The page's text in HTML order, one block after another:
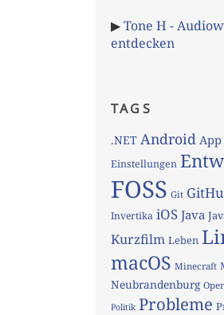
▶Tone H -
entdecken
TAGS
.NET Android App
Einstellungen
FOSS Git
Invertika iOS Java
Kurzfilm Leben
macOS Minecraft
Neubrandenburg
Politik Probleme